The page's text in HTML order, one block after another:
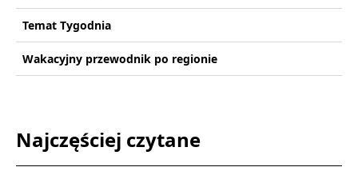
Temat Tygodnia
Wakacyjny przewodnik po regionie
Najczęściej czytane